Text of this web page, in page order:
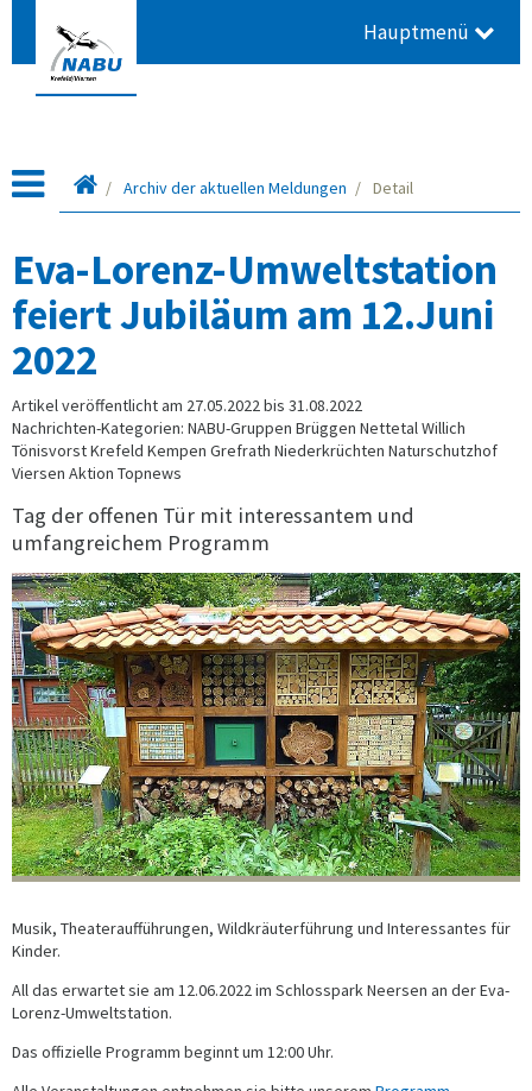
Hauptmenü
Startseite
Archiv der aktuellen Meldungen Detail
Eva-Lorenz-Umweltstation
feiert Jubiläum am 12.Juni
2022
Artikel veröffentlicht am 27.05.2022 bis 31.08.2022
Nachrichten-Kategorien: NABU-Gruppen Brüggen Nettetal Willich
Tönisvorst Krefeld Kempen Grefrath Niederkrüchten Naturschutzhof
Viersen Aktion Topnews
Tag der offenen Tür mit interessantem und
umfangreichem Programm
Musik, Theateraufführungen, Wildkräuterführung und Interessantes für
Kinder.
All das erwartet sie am 12.06.2022 im Schlosspark Neersen an der Eva-
Lorenz-Umweltstation.
Das offizielle Programm beginnt um 12:00 Uhr.